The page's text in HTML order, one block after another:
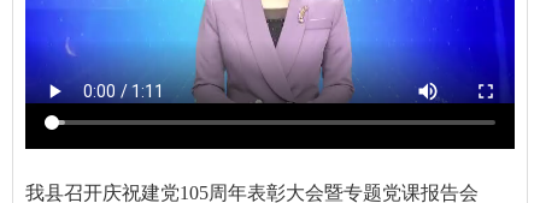
我县召开庆祝建党105周年表彰大会暨专题党课报告会